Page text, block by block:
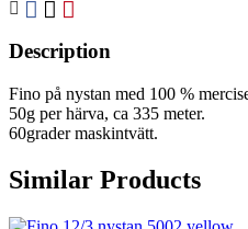
Description
Fino på nystan med 100 %
50g per härva, ca 335 meter.
60grader maskintvätt.
Similar Products